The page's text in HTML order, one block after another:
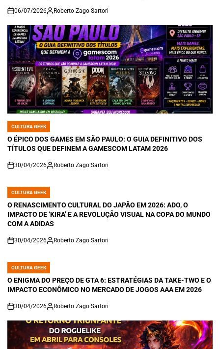
on
06/07/2026 Roberto Zago Sartori
POSTED
IN
CULTURA GEEK
O ÉPICO DOS GAMES EM SÃO PAULO: O GUIA DEFINITIVO DOS
TÍTULOS QUE DEFINEM A GAMESCOM LATAM 2026
on
30/04/2026 Roberto Zago Sartori
POSTED
IN
CULTURA GEEK
O RENASCIMENTO CULTURAL DO JAPÃO EM 2026: ADO, O
IMPACTO DE ‘KIRA’ E A REVOLUÇÃO VISUAL NA COPA DO MUNDO
COM A ADIDAS
on
30/04/2026 Roberto Zago Sartori
POSTED
IN
CULTURA GEEK
O ENIGMA DO PREÇO DE GTA 6: ESTRATÉGIAS DA TAKE-TWO E O
IMPACTO ECONÔMICO NO MERCADO DE JOGOS AAA EM 2026
on
30/04/2026 Roberto Zago Sartori